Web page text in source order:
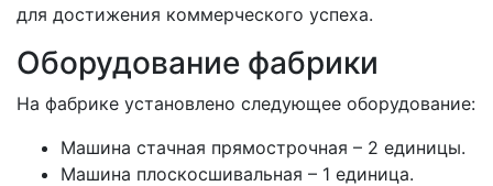
для достижения коммерческого успеха.
Оборудование фабрики
На фабрике установлено следующее оборудование:
Машина стачная прямострочная – 2 единицы.
Машина плоскосшивальная – 1 единица.